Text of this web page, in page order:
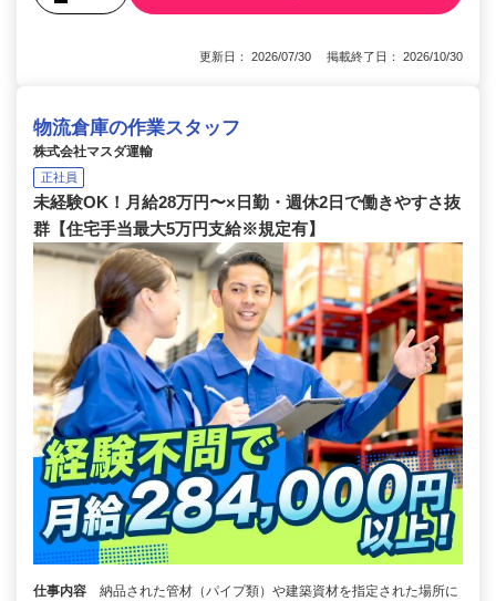
更新日： 2026/07/30 掲載終了日： 2026/10/30
物流倉庫の作業スタッフ
株式会社マスダ運輸
正社員
未経験OK！月給28万円〜×日勤・週休2日で働きやすさ抜
群【住宅手当最大5万円支給※規定有】
仕事内容
納品された管材（パイプ類）や建築資材を指定された場所に